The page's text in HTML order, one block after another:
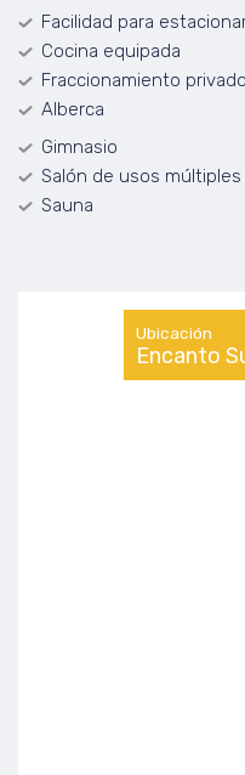
Facilidad para
Cocina equipada
Fraccionamiento privado
Alberca
Gimnasio
Salón de usos múltiples
Sauna
Ubicación
Encanto